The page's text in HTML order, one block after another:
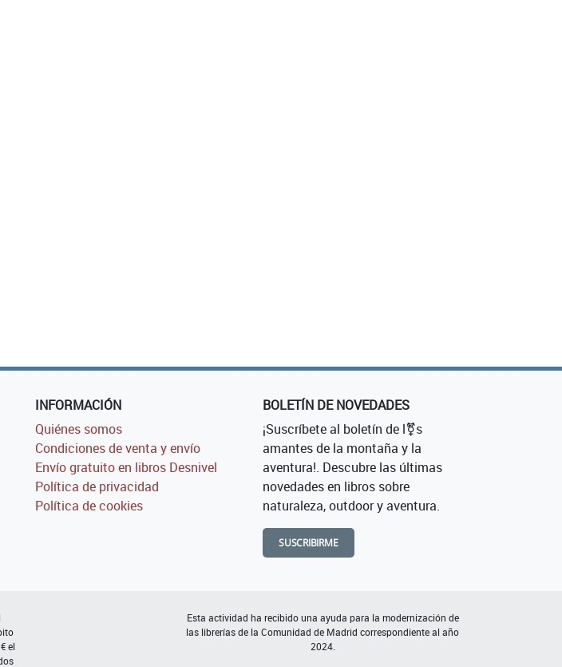
INFORMACIÓN
Quiénes somos
Condiciones de venta y envío
Envío gratuito en libros Desnivel
Política de privacidad
Política de cookies
BOLETÍN DE NOVEDADES
¡Suscríbete al boletín de l⚧s
amantes de la montaña y la
aventura!. Descubre las últimas
novedades en libros sobre
naturaleza, outdoor y aventura.
SUSCRIBIRME
el
Esta actividad ha recibido una ayuda para la modernización de
las librerías de la Comunidad de Madrid correspondiente al año
2024.